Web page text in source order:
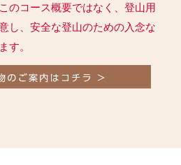
のコース概要ではなく、登山用
し、安全な登山のための入念な
す。